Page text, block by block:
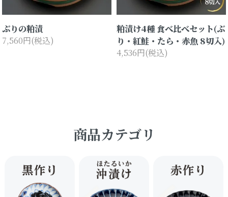
ぶりの粕漬
7,560円(税込)
粕漬け4種 食べ比べセット(ぶ
り・紅鮭・たら・赤魚 8切入)
4,536円(税込)
商品カテゴリ